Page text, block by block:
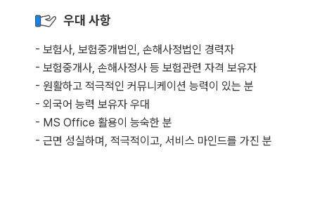
우대 사항
- 보험사, 보험중개법인, 손해사정법인 경력자
- 보험중개사, 손해사정사 등 보험관련 자격 보유자
- 원활하고 적극적인 커뮤니케이션 능력이 있는 분
- 외국어 능력 보유자 우대
- MS Office 활용이 능숙한 분
- 근면 성실하며, 적극적이고, 서비스 마인드를 가진 분